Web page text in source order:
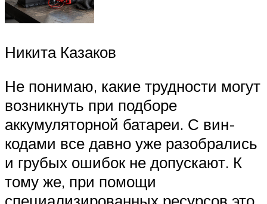
Никита Казаков
Не понимаю, какие трудности могут
возникнуть при подборе
аккумуляторной батареи. С вин-
кодами все давно уже разобрались
и грубых ошибок не допускают. К
тому же, при помощи